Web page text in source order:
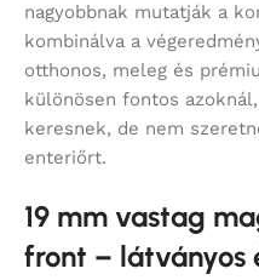
nagyobbnak mutatják a
kombinálva a
otthonos, meleg és
különösen fontos
keresnek, de nem
enteriőrt.
19 mm vastag
front – látványos